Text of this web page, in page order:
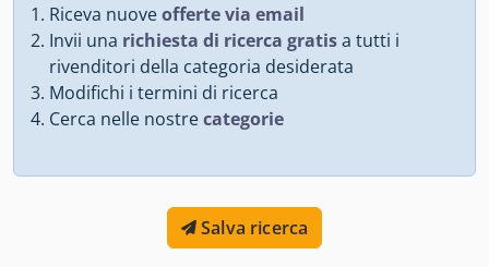
Riceva nuoveofferte via email
Invii una richiesta di ricerca gratisa tutti i
rivenditori della categoria desiderata
Modifichi i termini di ricerca
Cerca nelle nostrecategorie
Salva ricerca